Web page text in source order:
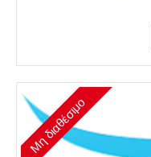
Μη διαθέσιμο